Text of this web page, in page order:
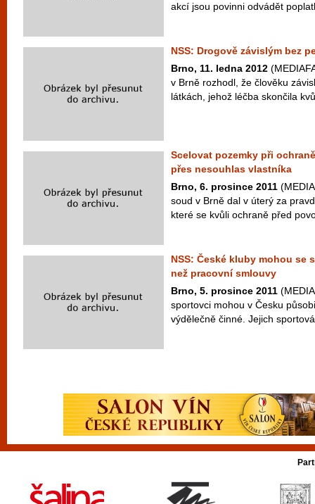
akcí jsou povinni odvádět
NSS: Drogově závislým bez
Brno, 11. ledna 2012
v Brně rozhodl, že člověku
látkách, jehož léčba skončila
Scelovat pozemky při
přes nesouhlas vlastníka
Brno, 6. prosince 2011
soud v Brně dal v úterý za
které se kvůli ochraně před
NSS: České kluby mohou se
než pracovní smlouvy
Brno, 5. prosince 2011
sportovci mohou v Česku
výdělečně činné. Jejich